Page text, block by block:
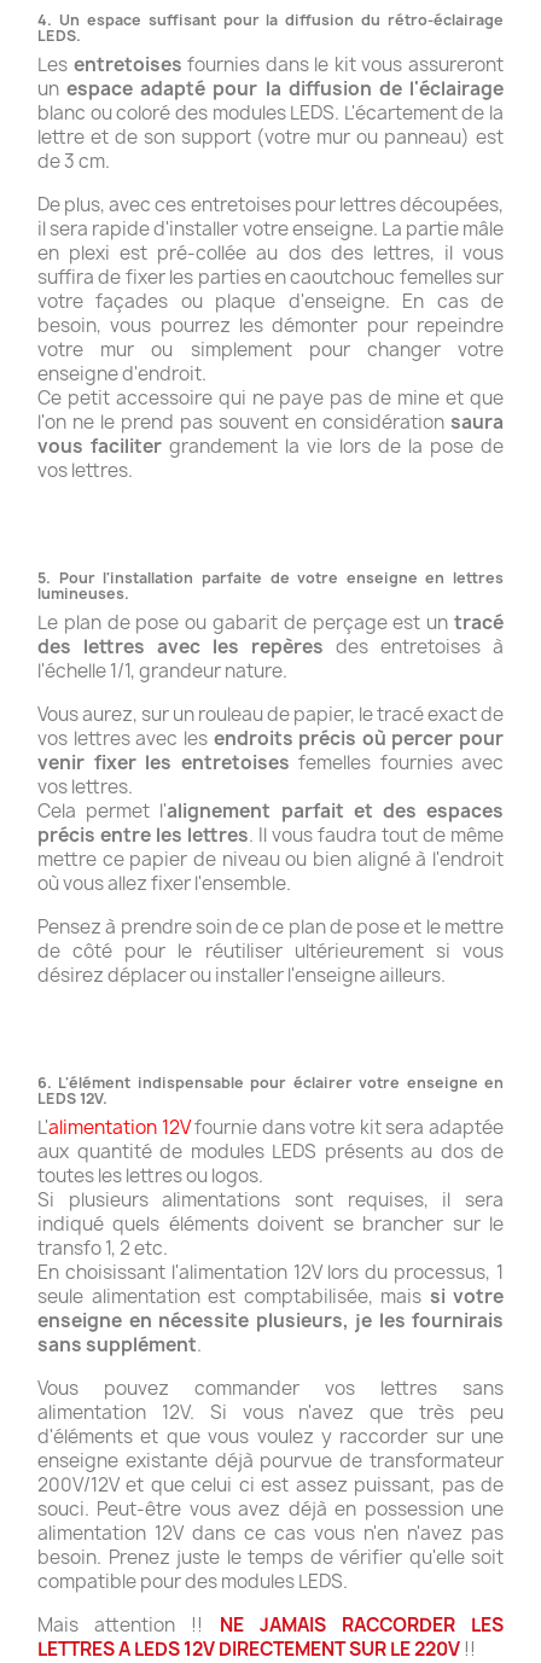
4. Un espace suffisant pour la diffusion du rétro-éclairage
LEDS.
Les entretoises fournies dans le kit vous assureront
unespace adapté pour la diffusion de l'éclairage
blanc ou coloré des modules LEDS. L'écartement de la
lettre et de son support (votre mur ou panneau) est
de 3 cm.
De plus, avec ces entretoises pour lettres découpées,
il sera rapide d'installer votre enseigne. La partie mâle
en plexi est pré-collée au dos des lettres, il vous
suffira de fixer les parties en caoutchouc femelles sur
votre façades ou plaque d'enseigne. En cas de
besoin, vous pourrez les démonter pour repeindre
votre mur ou simplement pour changer votre
enseigne d'endroit.
Ce petit accessoire qui ne paye pas de mine et que
l'on ne le prend pas souvent en considération saura
vous faciliter grandement la vie lors de la pose de
vos lettres.
5. Pour l'installation parfaite de votre enseigne en lettres
lumineuses.
Le plan de pose ou gabarit de perçage est un tracé
des lettres avec les repères des entretoises à
l'échelle 1/1, grandeur nature.
Vous aurez, sur un rouleau de papier, le tracé exact de
vos lettres avec les endroits précis où percer pour
venir fixer les entretoises femelles fournies avec
vos lettres.
Cela permet l'alignement parfait et des espaces
précis entre les lettres. Il vous faudra tout de même
mettre ce papier de niveau ou bien aligné à l'endroit
où vous allez fixer l'ensemble.
Pensez à prendre soin de ce plan de pose et le mettre
de côté pour le réutiliser ultérieurement si vous
désirez déplacer ou installer l'enseigne ailleurs.
6. L'élément indispensable pour éclairer votre enseigne en
LEDS 12V.
L'alimentation 12Vfournie dans votre kit sera adaptée
aux quantité de modules LEDS présents au dos de
toutes les lettres ou logos.
Si plusieurs alimentations sont requises, il sera
indiqué quels éléments doivent se brancher sur le
transfo 1, 2 etc.
En choisissant l'alimentation 12V lors du processus, 1
seule alimentation est comptabilisée, mais si votre
enseigne en nécessite plusieurs, je les fournirais
sans supplément.
Vous pouvez commander vos lettres sans
alimentation 12V. Si vous n'avez que très peu
d'éléments et que vous voulez y raccorder sur une
enseigne existante déjà pourvue de transformateur
200V/12V et que celui ci est assez puissant, pas de
souci. Peut-être vous avez déjà en possession une
alimentation 12V dans ce cas vous n'en n'avez pas
besoin. Prenez juste le temps de vérifier qu'elle soit
compatible pour des modules LEDS.
Mais attention !! NE JAMAIS RACCORDER LES
LETTRES A LEDS 12V DIRECTEMENT SUR LE 220V !!